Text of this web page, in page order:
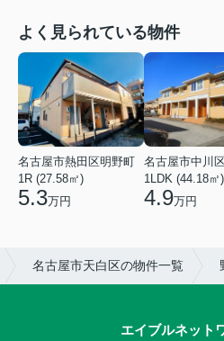
よく見られている物件
名古屋市熱田区明野町
1R (27.58㎡)
5.3万円
1LDK (44.18㎡)
4.9万円
名古屋市天白区の物件一覧
エイブルネット